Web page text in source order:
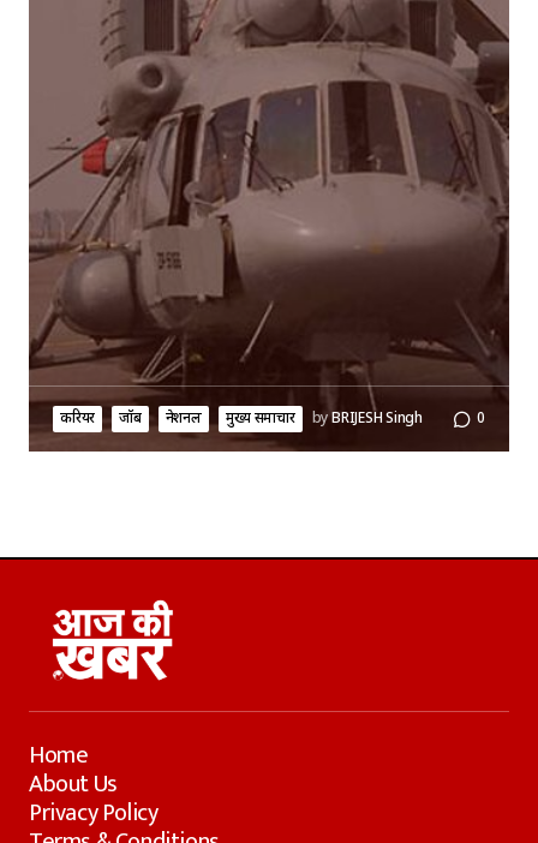
करियर जॉब नेशनल मुख्य समाचार byBRIJESH Singh 0
Home
About Us
Privacy Policy